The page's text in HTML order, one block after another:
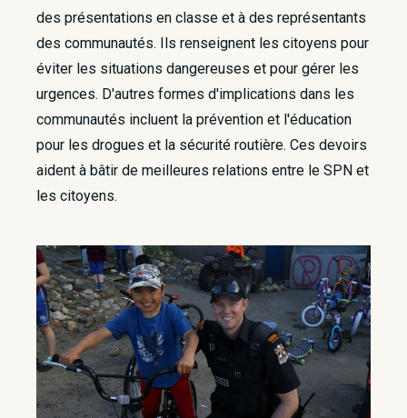
des présentations en classe et à des représentants
des communautés. Ils renseignent les citoyens pour
éviter les situations dangereuses et pour gérer les
urgences. D'autres formes d'implications dans les
communautés incluent la prévention et l'éducation
pour les drogues et la sécurité routière. Ces devoirs
aident à bâtir de meilleures relations entre le SPN et
les citoyens.